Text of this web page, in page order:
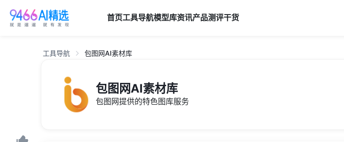
首页工具导航模型库资讯产品测评干货
工具导航 包图网AI素材库
包图网AI素材库
包图网提供的特色图库服务